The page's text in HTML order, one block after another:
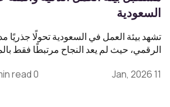
السعودية
تشهد بيئة العمل في السعودية تحولًا جذريًا
الرقمي، حيث لم يعد النجاح مرتبطًا فقط
11 Jan, 2026
0 min read